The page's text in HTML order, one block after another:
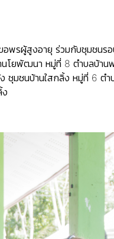
รผู้สูงอายุ ร่วมกับชุมชนรอ
โยพัฒนา หมู่ที่ 8 ตำบลบ้าน
ชุมชนบ้านใสกลิ้ง หมู่ที่ 6 ต
ง